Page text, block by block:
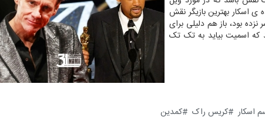
اسکار بهترین بازیگر نقش
بود، باز هم دلیلی برای
که اسمیت بیاید به تک تک
اسکار کریس راک
کمدین